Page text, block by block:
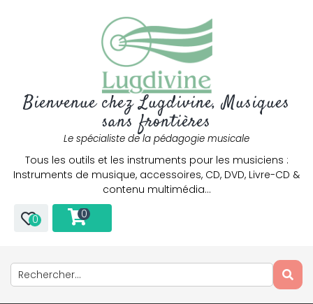
Bienvenue chez Lugdivine, Musiques
sans frontières
Le spécialiste de la pédagogie musicale
Tous les outils et les instruments pour les musiciens :
Instruments de musique, accessoires, CD, DVD, Livre-CD &
contenu multimédia…
0 0